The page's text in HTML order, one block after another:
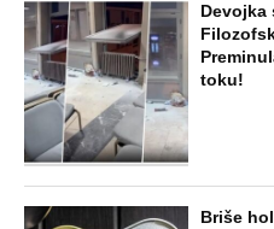
Devojka
toku!
Briše